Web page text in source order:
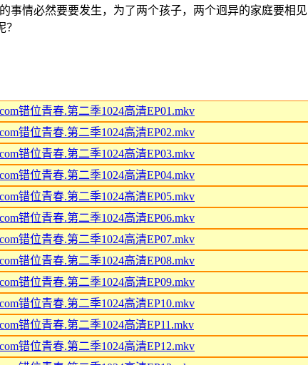
事情必然要要发生，为了两个孩子，两个迥异的家庭要相
错位青春.第二季1024高清EP01.mkv
错位青春.第二季1024高清EP02.mkv
错位青春.第二季1024高清EP03.mkv
错位青春.第二季1024高清EP04.mkv
错位青春.第二季1024高清EP05.mkv
错位青春.第二季1024高清EP06.mkv
错位青春.第二季1024高清EP07.mkv
错位青春.第二季1024高清EP08.mkv
错位青春.第二季1024高清EP09.mkv
错位青春.第二季1024高清EP10.mkv
错位青春.第二季1024高清EP11.mkv
错位青春.第二季1024高清EP12.mkv